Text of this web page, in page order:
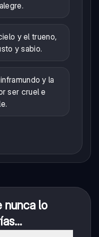
y el trueno,
y sabio.
y la
ser cruel e
nunca lo